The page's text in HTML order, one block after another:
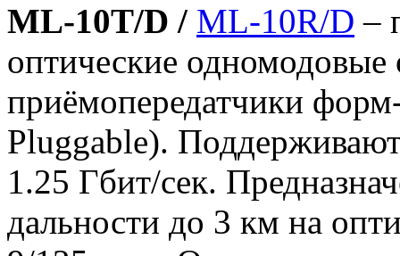
ML-10T/D / ML-10R/D –
оптические
приёмопередатчики
Pluggable).
1.25 Гбит/сек.
дальности до 3 км на